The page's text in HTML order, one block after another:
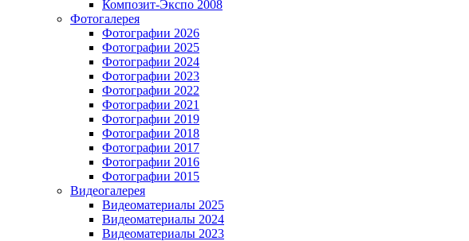
Композит-Экспо 2008
Фотогалерея
Фотографии 2026
Фотографии 2025
Фотографии 2024
Фотографии 2023
Фотографии 2022
Фотографии 2021
Фотографии 2019
Фотографии 2018
Фотографии 2017
Фотографии 2016
Фотографии 2015
Видеогалерея
Видеоматериалы 2025
Видеоматериалы 2024
Видеоматериалы 2023